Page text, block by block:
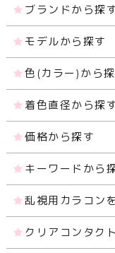
ブランドから探
モデルから探す
色(カラー)から
着色直径から探
価格から探す
キーワードから
乱視用カラコン
クリアコンタク